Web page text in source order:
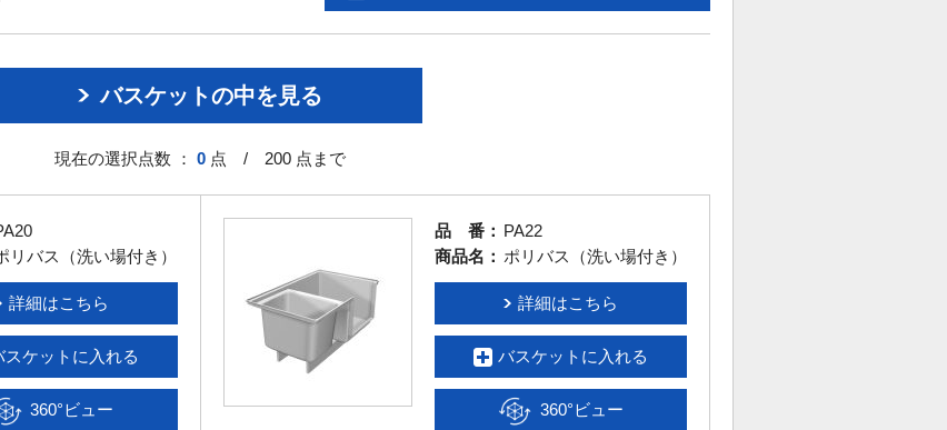
バスケットの中を見る
現在の選択点数 ： 0 点 / 200 点まで
リバス（洗い場付き）
詳細はこちら
スケットに入れる
360°ビュー
品 番： PA22
商品名： ポリバス（洗い場付き）
詳細はこちら
バスケットに入れる
360°ビュー